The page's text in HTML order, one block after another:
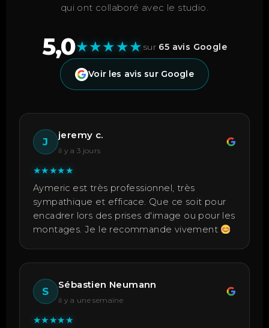
qui ont collaboré avec le studio.
5,0★★★★★ sur 65 avis Google
Voir les avis sur Google
J
jeremy c.
il y a 3 jours
★★★★★
Aymeric est très professionnel, très
sympathique et efficace. Que ce soit pour
encadrer lors des prises d'image ou pour les
montages. Je le recommande vivement
S
Sébastien Neumann
il y a une semaine
★★★★★